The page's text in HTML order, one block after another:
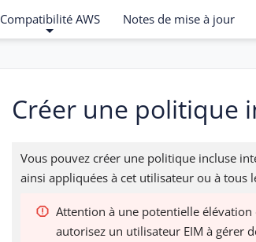
Compatibilité AWS Notes de mise à jour
Créer une politique
Vous pouvez créer une politique incluse
ainsi appliquées à cet utilisateur ou à tous
Attention à une potentielle
autorisez un utilisateur EIM à gérer